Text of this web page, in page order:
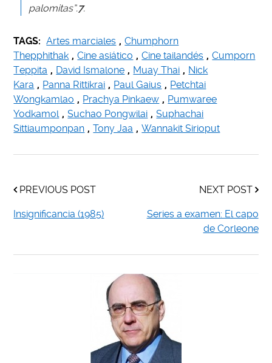
palomitas”.7.
TAGS: Artes marciales , Chumphorn
Thepphithak , Cine asiático , Cine tailandés , Cumporn
Teppita , David Ismalone , Muay Thai , Nick
Kara , Panna Rittikrai , Paul Gaius , Petchtai
Wongkamlao , Prachya Pinkaew , Pumwaree
Yodkamol , Suchao Pongwilai , Suphachai
Sittiaumponpan , Tony Jaa , Wannakit Sirioput
PREVIOUS POST
Insignificancia (1985)
NEXT POST
Series a examen: El capo
de Corleone